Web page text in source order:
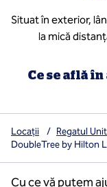
Situat în exterior,
la mică
Ce se află
Locații / Regatul Unit
DoubleTree by Hilton
Cu ce vă putem